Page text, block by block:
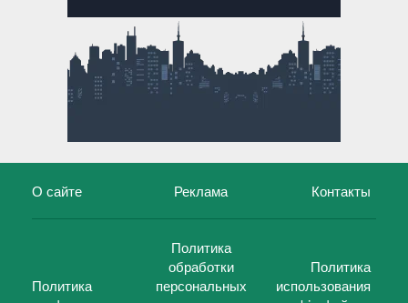
О сайте Реклама Контакты
Политика
Политика
обработки
персональных
Политика
использования